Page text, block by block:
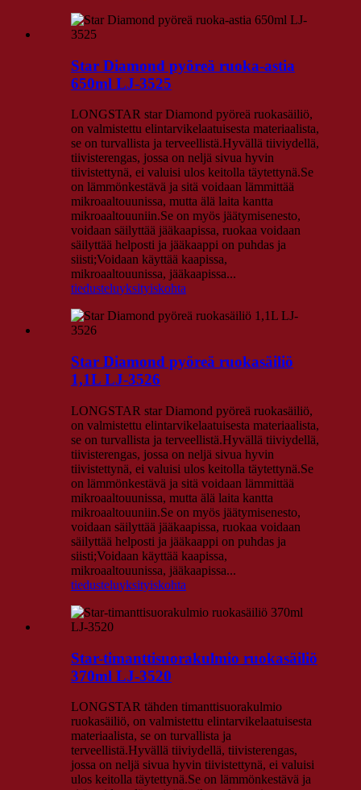
Star Diamond pyöreä ruoka-astia
650ml LJ-3525
LONGSTAR star Diamond pyöreä ruokasäiliö,
on valmistettu elintarvikelaatuisesta materiaalista,
se on turvallista ja terveellistä.Hyvällä tiiviydellä,
tiivisterengas, jossa on neljä sivua hyvin
tiivistettynä, ei valuisi ulos keitolla täytettynä.Se
on lämmönkestävä ja sitä voidaan lämmittää
mikroaaltouunissa, mutta älä laita kantta
mikroaaltouuniin.Se on myös jäätymisenesto,
voidaan säilyttää jääkaapissa, ruokaa voidaan
säilyttää helposti ja jääkaappi on puhdas ja
siisti;Voidaan käyttää kaapissa,
mikroaaltouunissa, jääkaapissa...
tiedusteluyksityiskohta
Star Diamond pyöreä ruokasäiliö
1,1L LJ-3526
LONGSTAR star Diamond pyöreä ruokasäiliö,
on valmistettu elintarvikelaatuisesta materiaalista,
se on turvallista ja terveellistä.Hyvällä tiiviydellä,
tiivisterengas, jossa on neljä sivua hyvin
tiivistettynä, ei valuisi ulos keitolla täytettynä.Se
on lämmönkestävä ja sitä voidaan lämmittää
mikroaaltouunissa, mutta älä laita kantta
mikroaaltouuniin.Se on myös jäätymisenesto,
voidaan säilyttää jääkaapissa, ruokaa voidaan
säilyttää helposti ja jääkaappi on puhdas ja
siisti;Voidaan käyttää kaapissa,
mikroaaltouunissa, jääkaapissa...
tiedusteluyksityiskohta
Star-timanttisuorakulmio ruokasäiliö
370ml LJ-3520
LONGSTAR tähden timanttisuorakulmio
ruokasäiliö, on valmistettu elintarvikelaatuisesta
materiaalista, se on turvallista ja
terveellistä.Hyvällä tiiviydellä, tiivisterengas,
jossa on neljä sivua hyvin tiivistettynä, ei valuisi
ulos keitolla täytettynä.Se on lämmönkestävä ja